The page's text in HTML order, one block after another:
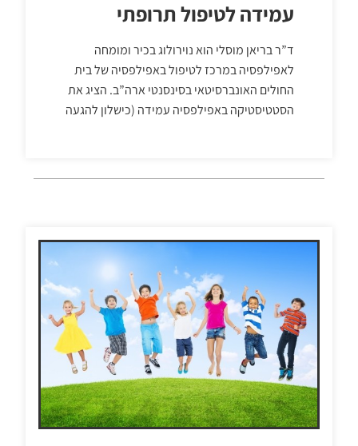
עמידה לטיפול תרופתי
ד”ר בריאן מוסלי הוא נוירולוג בכיר ומומחה
לאפילפסיה במרכז לטיפול באפילפסיה של בית
החולים האונברסיטאי בסינסנטי ארה”ב. הציג את
הסטטיסטיקה באפילפסיה עמידה (כישלון להגעה